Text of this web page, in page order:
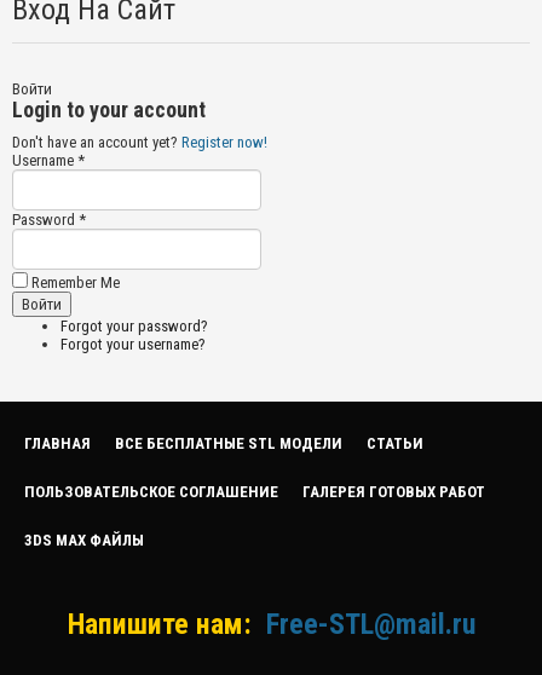
Вход На Сайт
Войти
Login to your account
Don't have an account yet? Register now!
Username *
Password *
Remember Me
Forgot your password?
Forgot your username?
ГЛАВНАЯ ВСЕ БЕСПЛАТНЫЕ STL МОДЕЛИ СТАТЬИ
ПОЛЬЗОВАТЕЛЬСКОЕ СОГЛАШЕНИЕ ГАЛЕРЕЯ ГОТОВЫХ РАБОТ
3DS MAX ФАЙЛЫ
Напишите нам: Free-STL@mail.ru